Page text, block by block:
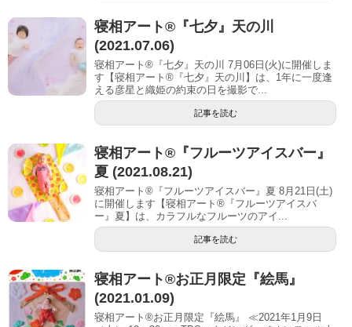
寝相アート®︎『七夕』天の川
(2021.07.06)
寝相アート®『七夕』天の川 7月06日(火)に開催しま
す【寝相アート®︎『七夕』天の川】は、1年に一度逢
える彦星と織姫の約束の日を撮影で...
記事を読む
寝相アート®︎『フルーツアイスバー』
夏 (2021.08.21)
寝相アート®『フルーツアイスバー』夏 8月21日(土)
に開催します【寝相アート®︎『フルーツアイスバ
ー』夏】は、カラフルなフルーツのアイ...
記事を読む
寝相アート®お正月限定『絵馬』
(2021.01.09)
寝相アート®お正月限定『絵馬』 ≪2021年1月9日